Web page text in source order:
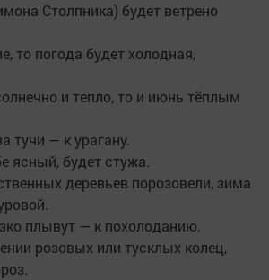
Столпника) будет ветрено
то погода будет холодная,
и тепло, то и июнь тёплым
тучи — к урагану.
ясный, будет стужа.
деревьев порозовели, зима
плывут — к похолоданию.
розовых или тусклых колец,